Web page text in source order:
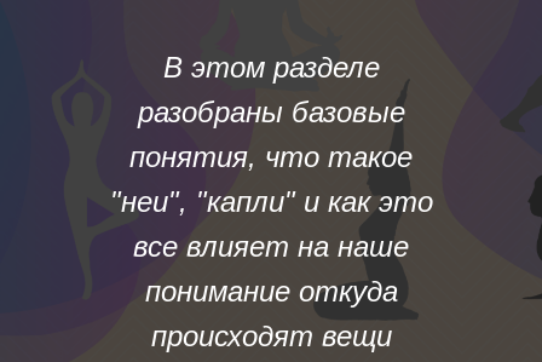
В этом разделе
разобраны базовые
понятия, что такое
"неи", "капли" и как это
все влияет на наше
понимание откуда
происходят вещи